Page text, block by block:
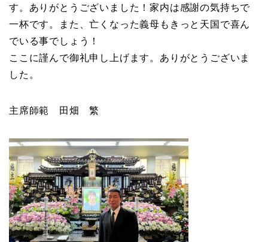
す。ありがとうございました！家内は感謝の気持ちで
一杯です。また、亡くなった義母もきっと天国で喜ん
でいる事でしょう！
ここに謹んで御礼申し上げます。ありがとうございま
した。
主席師範 田畑 繁